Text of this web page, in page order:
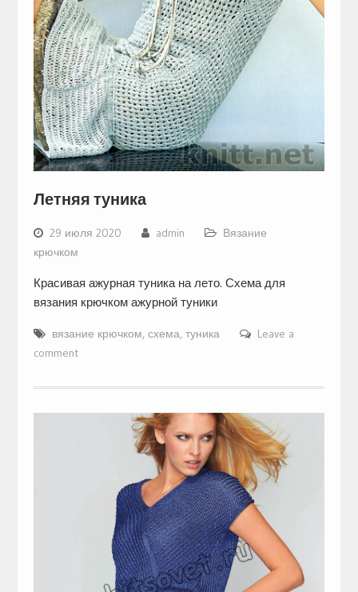
Летняя туника
29 июля 2020 admin
Вязание
крючком
Красивая ажурная туника на лето. Схема для
вязания крючком ажурной туники
вязание крючком, схема, туника
Leave a
comment